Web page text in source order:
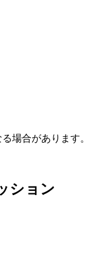
場合があります。
ション